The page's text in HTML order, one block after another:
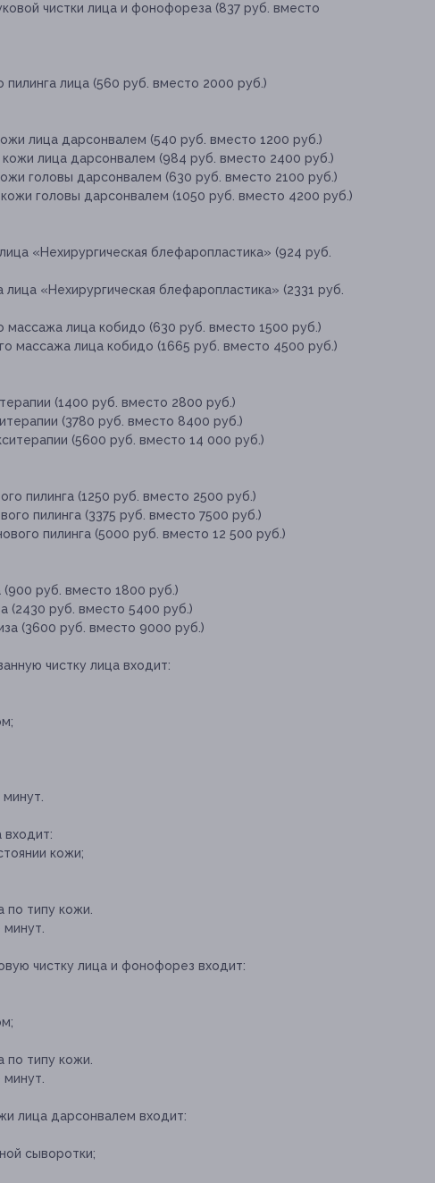
чистки лица и фонофореза (837 руб. вместо
пилинга лица (560 руб. вместо 2000 руб.)
лица дарсонвалем (540 руб. вместо 1200 руб.)
лица дарсонвалем (984 руб. вместо 2400 руб.)
головы дарсонвалем (630 руб. вместо 2100 руб.)
головы дарсонвалем (1050 руб. вместо 4200 руб.)
«Нехирургическая блефаропластика» (924 руб.
«Нехирургическая блефаропластика» (2331 руб.
массажа лица кобидо (630 руб. вместо 1500 руб.)
массажа лица кобидо (1665 руб. вместо 4500 руб.)
(1400 руб. вместо 2800 руб.)
(3780 руб. вместо 8400 руб.)
(5600 руб. вместо 14 000 руб.)
пилинга (1250 руб. вместо 2500 руб.)
пилинга (3375 руб. вместо 7500 руб.)
пилинга (5000 руб. вместо 12 500 руб.)
руб. вместо 1800 руб.)
(2430 руб. вместо 5400 руб.)
(3600 руб. вместо 9000 руб.)
чистку лица входит:
входит:
кожи;
типу кожи.
чистку лица и фонофорез входит:
типу кожи.
лица дарсонвалем входит:
сыворотки;